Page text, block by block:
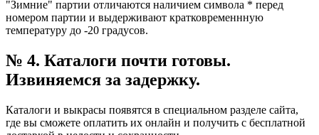
"Зимние" партии отличаются наличием символа * перед
номером партии и выдерживают кратковременнную
температуру до -20 градусов.
№ 4. Каталоги почти готовы.
Извиняемся за задержку.
Каталоги и выкрасы появятся в специальном разделе сайта,
где вы сможете оплатить их онлайн и получить с бесплатной